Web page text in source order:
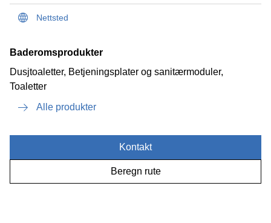
Nettsted
Baderomsprodukter
Dusjtoaletter, Betjeningsplater og sanitærmoduler,
Toaletter
Alle produkter
Kontakt
Beregn rute